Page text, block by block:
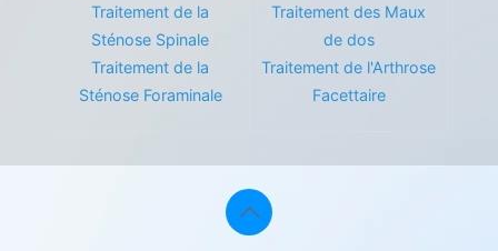
Traitement de la
Sténose Spinale
Traitement de la
Sténose Foraminale
Traitement des Maux
de dos
Traitement de l'Arthrose
Facettaire